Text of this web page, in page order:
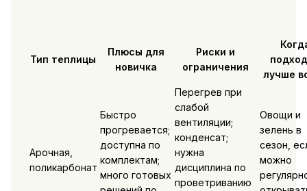
Тип теплицы
Плюсы для
новичка
Риски и
ограничения
лучше
Арочная,
поликарбонат
Быстро
прогревается;
доступна по
комплектам;
много готовых
Перегрев при
слабой
вентиляции;
конденсат;
нужна
дисциплина по
проветриванию
Овощи и
зелень в
сезон,
можно